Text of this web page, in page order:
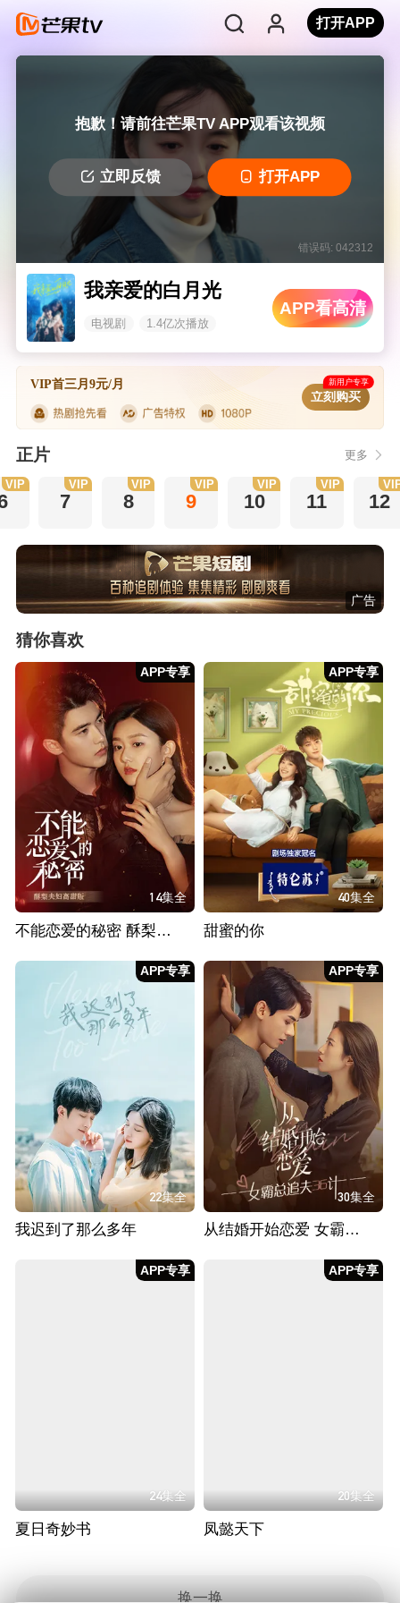
打开APP
抱歉！请前往芒果TV APP观看该视频
立即反馈 打开APP
错误码: 042312
我亲爱的白月光
电视剧 1.4亿次播放
APP看高清
VIP首三月9元/月 新用户专享
立刻购买
正片 更多
VIP
7
VIP
8
VIP
9
VIP
10
VIP
11
VIP
12
广告
猜你喜欢
APP专享
14集全
不能恋爱的秘密 酥梨夫妇高甜版
APP专享
40集全
甜蜜的你
APP专享
22集全
我迟到了那么多年
APP专享
30集全
从结婚开始恋爱 女霸总追夫36计
APP专享
24集全
夏日奇妙书
APP专享
20集全
凤懿天下
换一换